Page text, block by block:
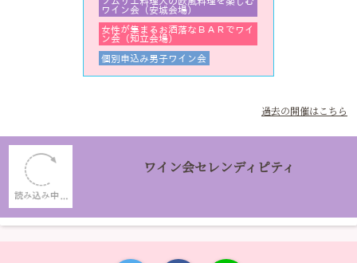
過去の開催はこちら
ワイン会セレンディピティ